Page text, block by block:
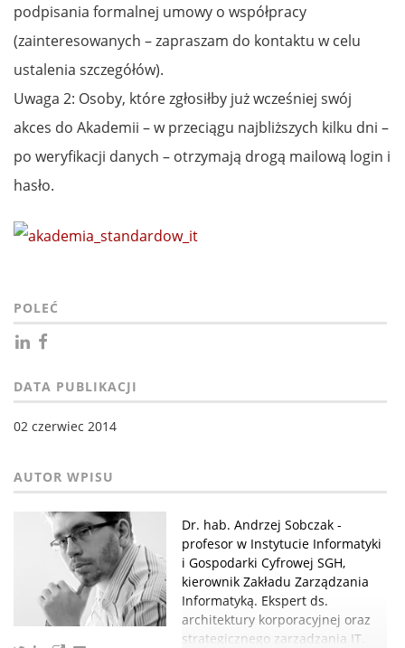
podpisania formalnej umowy o współpracy
(zainteresowanych – zapraszam do kontaktu w celu
ustalenia szczegółów).
Uwaga 2: Osoby, które zgłosiłby już wcześniej swój
akces do Akademii – w przeciągu najbliższych kilku dni –
po weryfikacji danych – otrzymają drogą mailową login i
hasło.
POLEĆ
DATA PUBLIKACJI
02 czerwiec 2014
Dr. hab. Andrzej Sobczak -
profesor w Instytucie Informatyki
i Gospodarki Cyfrowej SGH,
kierownik Zakładu Zarządzania
Informatyką. Ekspert ds.
architektury korporacyjnej oraz
strategicznego zarządzania IT.